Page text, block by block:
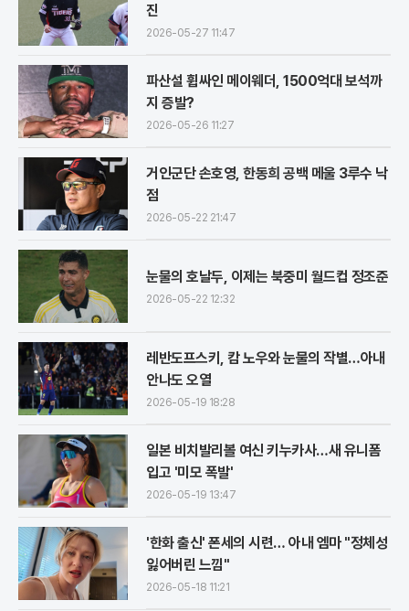
진
2026-05-27 11:47
파산설 휩싸인 메이웨더, 1500억대 보석까
지 증발?
2026-05-26 11:27
거인군단 손호영, 한동희 공백 메울 3루수 낙
점
2026-05-22 21:47
눈물의 호날두, 이제는 북중미 월드컵 정조준
2026-05-22 12:32
레반도프스키, 캄 노우와 눈물의 작별…아내
안나도 오열
2026-05-19 18:28
일본 비치발리볼 여신 키누카사…새 유니폼
입고 '미모 폭발'
2026-05-19 13:47
'한화 출신' 폰세의 시련… 아내 엠마 "정체성
잃어버린 느낌"
2026-05-18 11:21